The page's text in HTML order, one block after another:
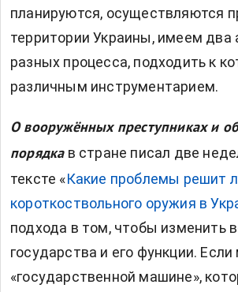
планируются, осуществляются
территории Украины, имеем два
разных процесса, подходить к
различным инструментарием.
О вооружённых преступниках и
порядкав стране писал две
тексте «Какие проблемы решит
короткоствольного оружия в
подхода в том, чтобы изменить
государства и его функции.
«государственной машине»,